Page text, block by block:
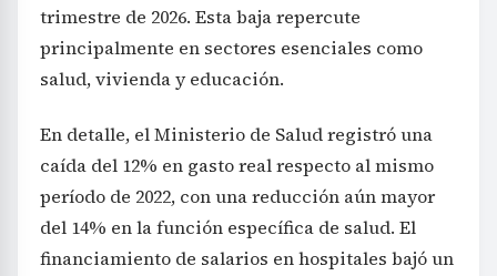
trimestre de 2026. Esta baja repercute
principalmente en sectores esenciales como
salud, vivienda y educación.
En detalle, el Ministerio de Salud registró una
caída del 12% en gasto real respecto al mismo
período de 2022, con una reducción aún mayor
del 14% en la función específica de salud. El
financiamiento de salarios en hospitales bajó un